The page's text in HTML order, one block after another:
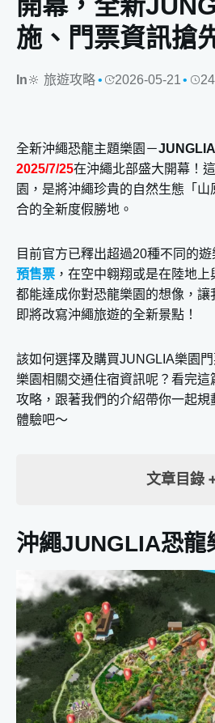
施、門票資訊搶
In🔆 旅遊攻略 2026-05-21
全新沖繩恐龍主題樂園－
2025/7/25在沖繩北部盛大開幕！
園，是將沖繩珍貴的自然生態「
合的全新度假勝地。
目前官方已釋出超過20種不同的
預售票 ，在空中翱翔或是在陸地
都能達成你對恐龍樂園的想像，
即將改寫沖繩旅遊的全新景點！
該如何選擇及購買JUNGLIA樂園
樂園相關交通住宿資訊呢？看完
攻略，跟著我們的介紹帶你一起
體驗吧～
文章目錄
沖繩JUNGLIA恐龍樂園 營業資訊
JUNGLIA 2025/9月、10月營業
沖繩JUNGLIA恐龍樂園 門票怎麼
沖繩JUNGLIA恐龍樂園 豪華通行
沖繩JUNGLIA恐龍樂園 重點設施
DINOSAUR SAFARI-刺激感拉
SKY PHOENIX-高速翱翔於叢
沖繩JUNGLIA恐龍